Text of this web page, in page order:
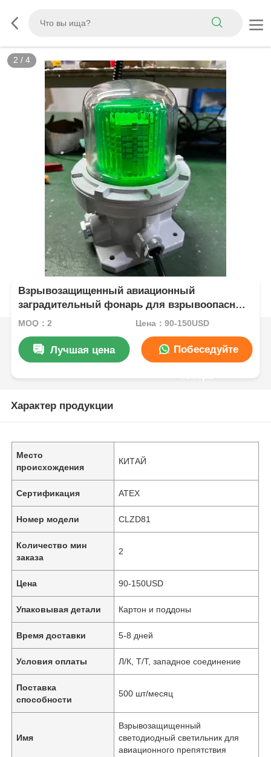
2 / 4
Взрывозащищенный авиационный
заградительный фонарь для взрывоопасных
зон
MOQ：2 Цена：90-150USD
Лучшая цена Побеседуйте
Характер продукции
Место
происхождения
КИТАЙ
Сертификация ATEX
Номер модели CLZD81
Количество мин
заказа
2
Цена 90-150USD
Упаковывая детали Картон и поддоны
Время доставки 5-8 дней
Условия оплаты Л/К, Т/Т, западное соединение
Поставка
способности
500 шт/месяц
Имя
Взрывозащищенный
светодиодный светильник для
авиационного препятствия